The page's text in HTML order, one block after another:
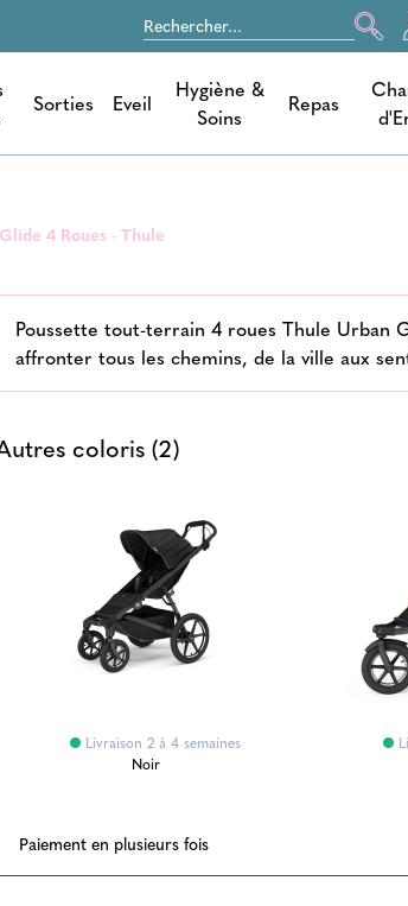
Sorties Eveil
Hygiène &
Soins
Repas
4 Roues - Thule
Poussette tout-terrain 4 roues Thule Urban
affronter tous les chemins, de la ville aux
coloris (2)
Livraison 2 à 4 semaines
Noir
Paiement en plusieurs fois